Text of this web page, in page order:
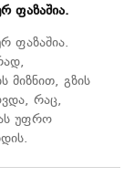
ფაზაშია.
ფაზაშია.
მიზნით, გზის
რაც,
უფრო